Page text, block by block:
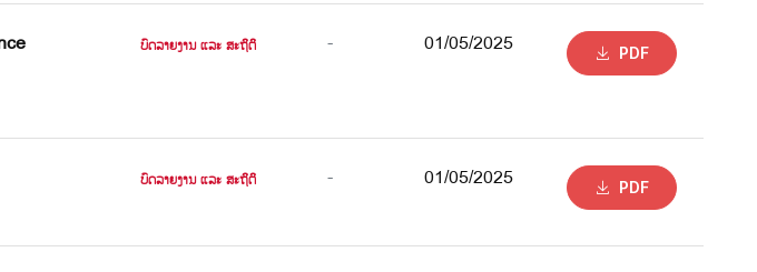
ບົດລາຍງານ ແລະ ສະຖິຕິ - 01/05/2025 PDF
ບົດລາຍງານ ແລະ ສະຖິຕິ - 01/05/2025 PDF